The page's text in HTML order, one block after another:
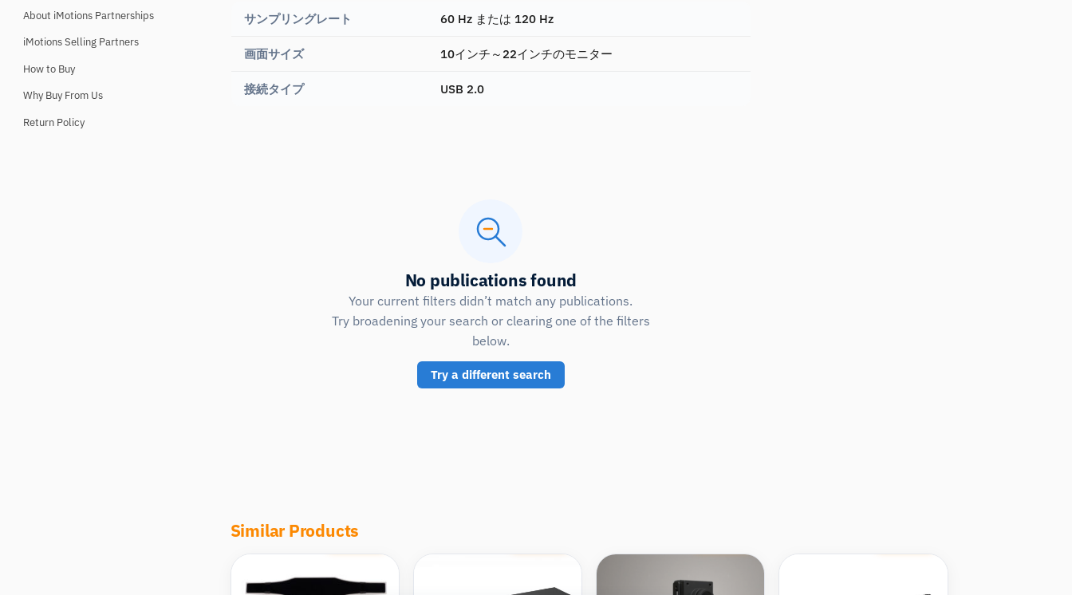
About iMotions Partnerships
iMotions Selling Partners
How to Buy
Why Buy From Us
Return Policy
サンプリングレート 60 Hz または 120 Hz
画面サイズ 10インチ～22インチのモニター
接続タイプ USB 2.0
No publications found
Your current filters didn’t match any publications.
Try broadening your search or clearing one of the filters
below.
Try a different search
Similar Products
Compare